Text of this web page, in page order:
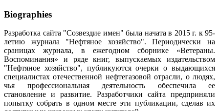
Biographies
Разработка сайта "Созвездие имен" была начата в 2015 г. к 95-
летию журнала "Нефтяное хозяйство". Периодически на
сраницах журнала, в ежегодном сборнике «Ветераны.
Воспоминания» и ряде книг, выпускаемых издательством
"Нефтяное хозяйство", публикуются очерки о выдающихся
специалистах отечественной нефтегазовой отрасли, о людях,
чья профессиональная деятельность обеспечила ее
становление и развитие. Разработчики сайта предприняли
попытку собрать в одном месте эти публикации, сделав их